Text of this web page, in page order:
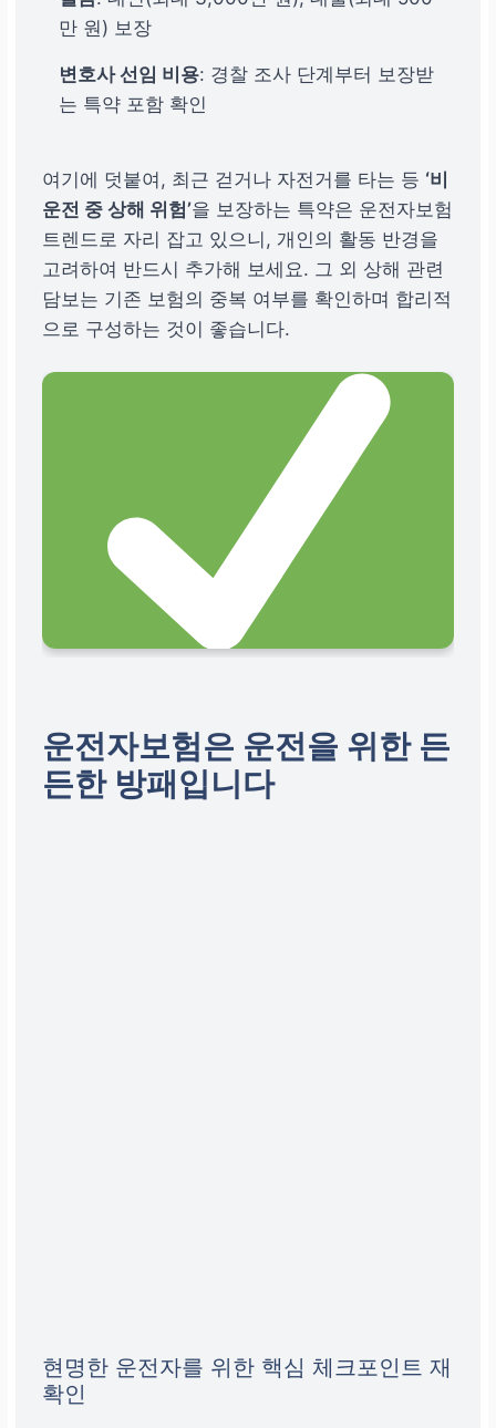
만 원) 보장
변호사 선임 비용: 경찰 조사 단계부터 보장받
는 특약 포함 확인
여기에 덧붙여, 최근 걷거나 자전거를 타는 등 ‘비
운전 중 상해 위험’을 보장하는 특약은 운전자보험
트렌드로 자리 잡고 있으니, 개인의 활동 반경을
고려하여 반드시 추가해 보세요. 그 외 상해 관련
담보는 기존 보험의 중복 여부를 확인하며 합리적
으로 구성하는 것이 좋습니다.
운전자보험은 운전을 위한 든
든한 방패입니다
현명한 운전자를 위한 핵심 체크포인트 재
확인